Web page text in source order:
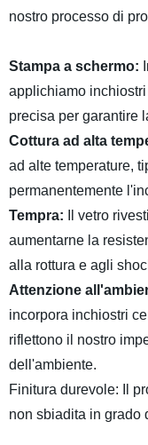
nostro processo di
Stampa a schermo:
applichiamo
precisa per garantire
Cottura ad alta
ad alte temperature,
permanentemente
Tempra: Il vetro
aumentarne la
alla rottura e agli
Attenzione
incorpora inchiostri
riflettono il nostro
dell'ambiente.
Finitura durevole: Il
non sbiadita in grado